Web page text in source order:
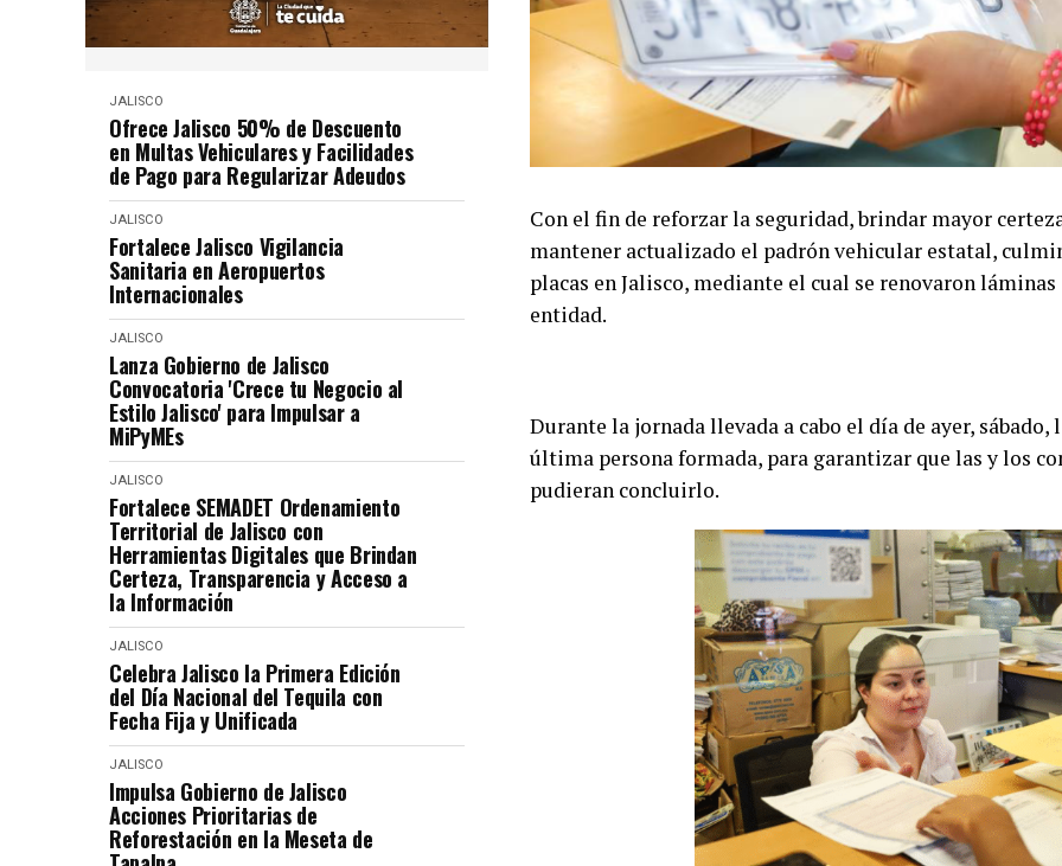
JALISCO
Ofrece Jalisco 50% de Descuento
en Multas Vehiculares y Facilidades
de Pago para Regularizar Adeudos
JALISCO
Fortalece Jalisco Vigilancia
Sanitaria en Aeropuertos
Internacionales
JALISCO
Lanza Gobierno de Jalisco
Convocatoria 'Crece tu Negocio al
Estilo Jalisco' para Impulsar a
MiPyMEs
JALISCO
Fortalece SEMADET Ordenamiento
Territorial de Jalisco con
Herramientas Digitales que Brindan
Certeza, Transparencia y Acceso a
la Información
JALISCO
Celebra Jalisco la Primera Edición
del Día Nacional del Tequila con
Fecha Fija y Unificada
JALISCO
Impulsa Gobierno de Jalisco
Acciones Prioritarias de
Reforestación en la Meseta de
Con el fin de reforzar la seguridad, brindar mayor
mantener actualizado el padrón vehicular estatal,
placas en Jalisco, mediante el cual se renovaron
entidad.
Durante la jornada llevada a cabo el día de ayer,
última persona formada, para garantizar que las y los
pudieran concluirlo.